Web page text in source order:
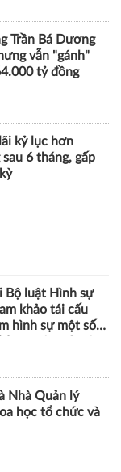
Trần Bá Dương
vẫn "gánh"
tỷ đồng
kỷ lục hơn
6 tháng, gấp
Bộ luật Hình sự
khảo tái cấu
hình sự một số
Nhà Quản lý
học tổ chức và